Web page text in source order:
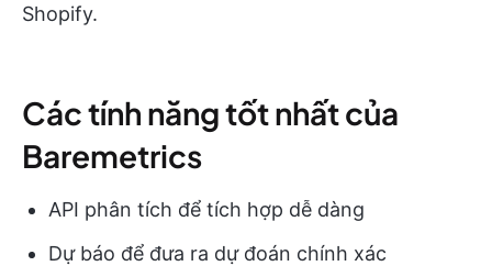
Shopify.
Các tính năng tốt nhất của
Baremetrics
API phân tích để tích hợp dễ dàng
Dự báo để đưa ra dự đoán chính xác